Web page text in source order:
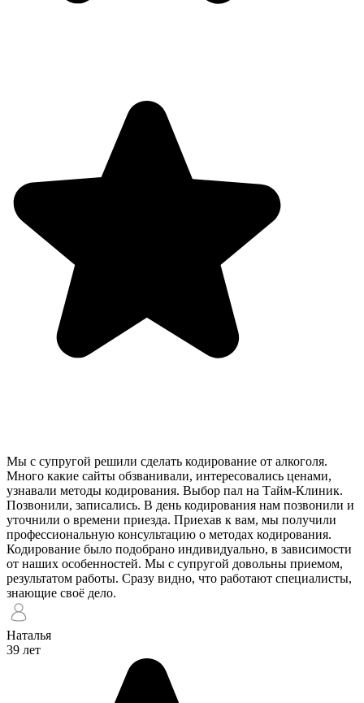
Мы с супругой решили сделать кодирование от алкоголя.
Много какие сайты обзванивали, интересовались ценами,
узнавали методы кодирования. Выбор пал на Тайм-Клиник.
Позвонили, записались. В день кодирования нам позвонили и
уточнили о времени приезда. Приехав к вам, мы получили
профессиональную консультацию о методах кодирования.
Кодирование было подобрано индивидуально, в зависимости
от наших особенностей. Мы с супругой довольны приемом,
результатом работы. Сразу видно, что работают специалисты,
знающие своё дело.
Наталья
39 лет